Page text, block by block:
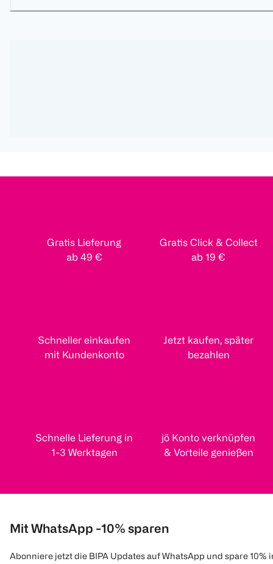
Gratis Lieferung
ab 49 €
Gratis Click & Collect
ab 19 €
Schneller einkaufen
mit Kundenkonto
Jetzt kaufen, später
bezahlen
Schnelle Lieferung in
1-3 Werktagen
jö Konto verknüpfen
& Vorteile genießen
Mit WhatsApp -10% sparen
Abonniere jetzt die BIPA Updates auf WhatsApp und spare 10%